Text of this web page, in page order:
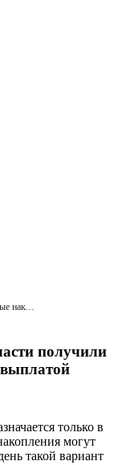
Более 800 жителей Псковской области получили пенсионные накопления разовой выплатой
получили
только в
могут
такой вариант